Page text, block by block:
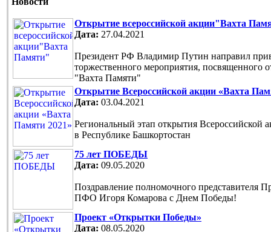
Открытие всероссийской акции"Вахта
Дата: 27.04.2021
Президент РФ Владимир Путин направил
торжественного мероприятия, посвященного
"Вахта Памяти"
Открытие Всероссийской акции «Вахта
Дата: 03.04.2021
Региональный этап открытия Всероссийской
в Республике Башкортостан
75 лет ПОБЕДЫ
Дата: 09.05.2020
Поздравление полномочного представителя
ПФО Игоря Комарова с Днем Победы!
Проект «Открытки Победы»
Дата: 08.05.2020